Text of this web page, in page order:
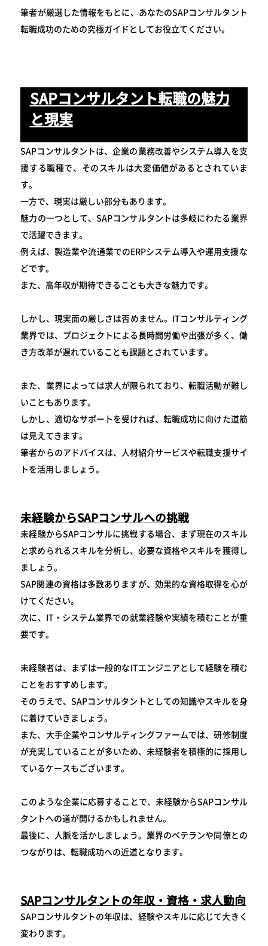
筆者が厳選した情報をもとに、あなたのSAPコンサルタント
転職成功のための究極ガイドとしてお役立てください。
SAPコンサルタント転職の魅力
と現実
SAPコンサルタントは、企業の業務改善やシステム導入を支
援する職種で、そのスキルは大変価値があるとされていま
す。
一方で、現実は厳しい部分もあります。
魅力の一つとして、SAPコンサルタントは多岐にわたる業界
で活躍できます。
例えば、製造業や流通業でのERPシステム導入や運用支援な
どです。
また、高年収が期待できることも大きな魅力です。
しかし、現実面の厳しさは否めません。ITコンサルティング
業界では、プロジェクトによる長時間労働や出張が多く、働
き方改革が遅れていることも課題とされています。
また、業界によっては求人が限られており、転職活動が難し
いこともあります。
しかし、適切なサポートを受ければ、転職成功に向けた道筋
は見えてきます。
筆者からのアドバイスは、人材紹介サービスや転職支援サイ
トを活用しましょう。
未経験からSAPコンサルへの挑戦
未経験からSAPコンサルに挑戦する場合、まず現在のスキル
と求められるスキルを分析し、必要な資格やスキルを獲得し
ましょう。
SAP関連の資格は多数ありますが、効果的な資格取得を心が
けてください。
次に、IT・システム業界での就業経験や実績を積むことが重
要です。
未経験者は、まずは一般的なITエンジニアとして経験を積む
ことをおすすめします。
そのうえで、SAPコンサルタントとしての知識やスキルを身
に着けていきましょう。
また、大手企業やコンサルティングファームでは、研修制度
が充実していることが多いため、未経験者を積極的に採用し
ているケースもございます。
このような企業に応募することで、未経験からSAPコンサル
タントへの道が開けるかもしれません。
最後に、人脈を活かしましょう。業界のベテランや同僚との
つながりは、転職成功への近道となります。
SAPコンサルタントの年収・資格・求人動向
SAPコンサルタントの年収は、経験やスキルに応じて大きく
変わります。